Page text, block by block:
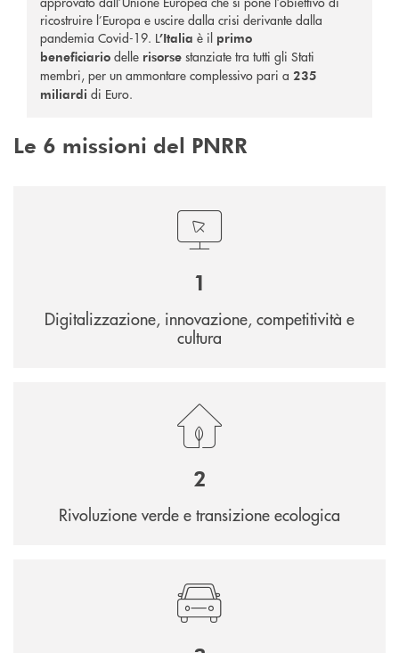
ricostruire l’Europa e uscire dalla crisi derivante dalla
pandemia Covid-19. L’Italia è il primo
beneficiario delle risorse stanziate tra tutti gli Stati
membri, per un ammontare complessivo pari a 235
miliardi di Euro.
Le 6 missioni del PNRR
1
Digitalizzazione, innovazione, competitività e
cultura
2
Rivoluzione verde e transizione ecologica